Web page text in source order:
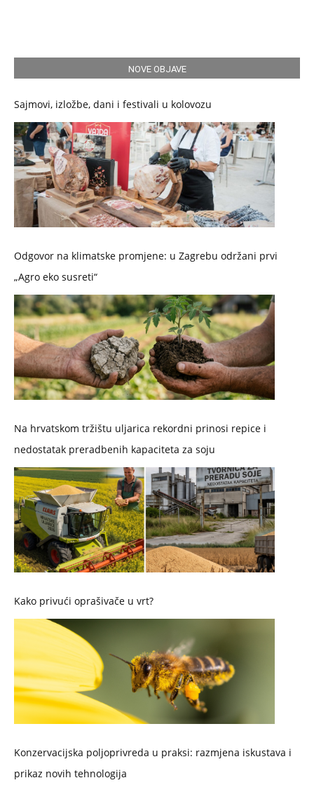
NOVE OBJAVE
Sajmovi, izložbe, dani i festivali u kolovozu
Odgovor na klimatske promjene: u Zagrebu održani prvi
„Agro eko susreti“
Na hrvatskom tržištu uljarica rekordni prinosi repice i
nedostatak preradbenih kapaciteta za soju
Kako privući oprašivače u vrt?
Konzervacijska poljoprivreda u praksi: razmjena iskustava i
prikaz novih tehnologija